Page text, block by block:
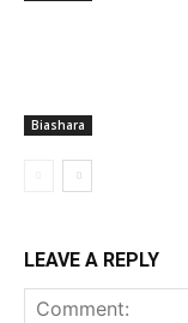
Biashara
LEAVE A REPLY